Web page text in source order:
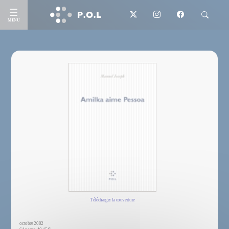
MENU
Télécharger la couverture
octobre 2002